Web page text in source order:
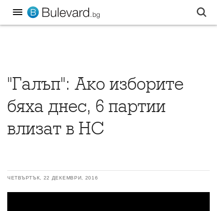
"Галъп": Ако изборите
бяха днес, 6 партии
влизат в НС
ЧЕТВЪРТЪК, 22 ДЕКЕМВРИ, 2016